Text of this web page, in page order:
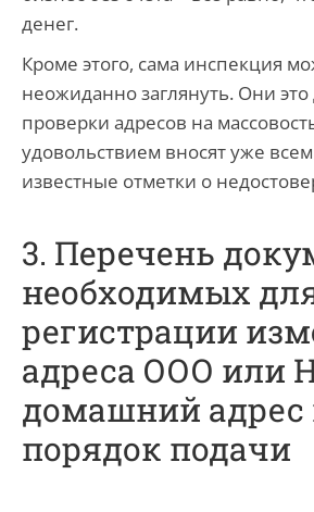
денег.
Кроме этого, сама инспекция
неожиданно заглянуть. Они
проверки адресов на
удовольствием вносят уже
известные отметки о
3. Перечень
необходимых
регистрации
адреса ООО или
домашний адрес
порядок подачи